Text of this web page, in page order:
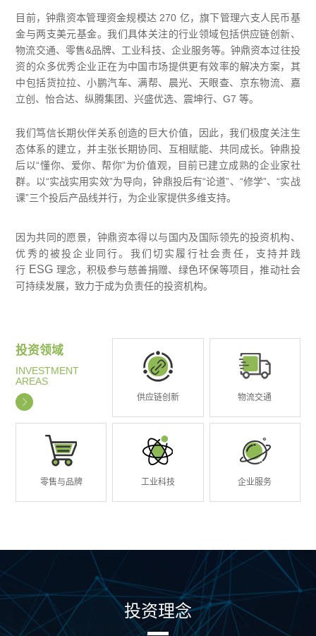
目前，钟鼎资本管理资金规模达 270 亿，旗下管理六支人民币基
金与两支美元基金。我们具体关注的行业领域包括供应链创新、
物流交通、零售&品牌、工业科技、企业服务等。钟鼎资本过往投
资的众多优秀企业正在为中国市场提供更有效率的解决方案，其
中包括货拉拉、小鹏汽车、满帮、晨光、天眼查、京东物流、嘉
立创、怡合达、纵腾集团、兴盛优选、震坤行、G7 等。
我们笃信长期伙伴关系创造的巨大价值，因此，我们极度关注生
态体系的建立，并主张长期协同、互相赋能、共同成长。钟鼎投
后以“懂你、爱你、帮你”为价值观，目前已建立成熟的企业家社
群。以“实战实用实效”为导向，钟鼎投后有“论道”、“修学”、“实战
课”三个投后产品线并行，为企业家提供多维支持。
因为共同的愿景，钟鼎资本得以与国内及国际领先的投资机构、
优秀的被投企业同行。我们切实履行社会责任，支持并践
行 ESG 理念，积极参与慈善捐赠、绿色环保等项目，推动社会
可持续发展，致力于成为负责任的投资机构。
投资领域
INVESTMENT
AREAS
供应链创新 物流交通
零售与品牌 工业科技 企业服务
投资理念